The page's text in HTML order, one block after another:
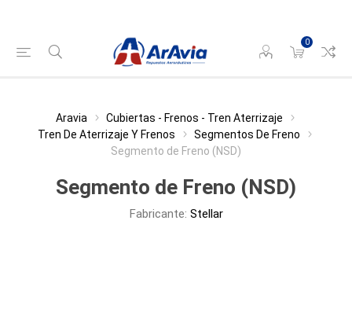
0
Aravia
Cubiertas - Frenos - Tren Aterrizaje
Tren De Aterrizaje Y Frenos
Segmentos De Freno
Segmento de Freno (NSD)
Segmento de Freno (NSD)
Fabricante: Stellar